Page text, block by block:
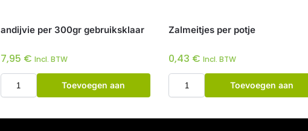
andijvie per 300gr gebruiksklaar
7,95 € Incl. BTW
Toevoegen aan
Zalmeitjes per potje
0,43 € Incl. BTW
Toevoegen aan